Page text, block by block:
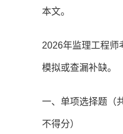
本文。
2026年监理工程师
模拟或查漏补缺。
一、单项选择题（
不得分）